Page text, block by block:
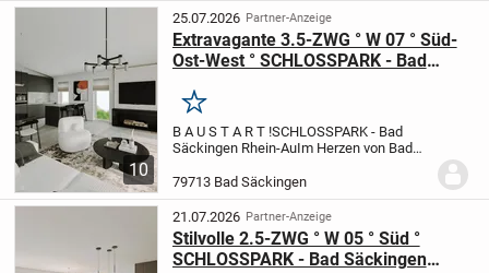
Wohnkomfort, eine gehobene...
10
25.07.2026 Partner-Anzeige
Extravagante 3.5-ZWG ° W 07 ° Süd-
Ost-West ° SCHLOSSPARK - Bad
Merken
B A U S T A R T !SCHLOSSPARK - Bad
Säckingen Rhein-AuIm Herzen von Bad
KfW 55 Standard in heißbegehrter
Innenstadtlage vis-a-vis vom Schlosspark
in der...
79713 Bad Säckingen
21.07.2026 Partner-Anzeige
Stilvolle 2.5-ZWG ° W 05 ° Süd °
SCHLOSSPARK - Bad Säckingen